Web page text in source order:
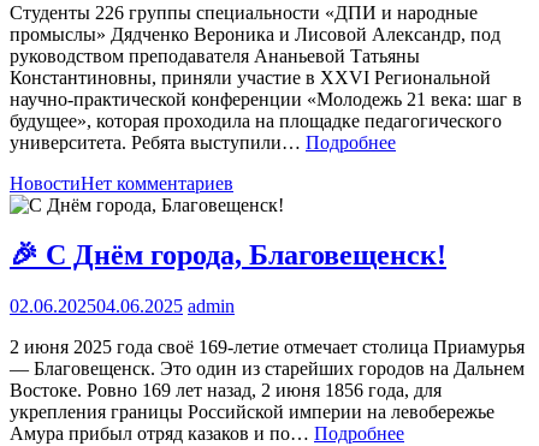
Студенты 226 группы специальности «ДПИ и народные
промыслы» Дядченко Вероника и Лисовой Александр, под
руководством преподавателя Ананьевой Татьяны
Константиновны, приняли участие в XXVI Региональной
научно-практической конференции «Молодежь 21 века: шаг в
будущее», которая проходила на площадке педагогического
университета. Ребята выступили… Подробнее
НовостиНет комментариев
🎉 С Днём города, Благовещенск!
02.06.202504.06.2025 admin
2 июня 2025 года своё 169-летие отмечает столица Приамурья
— Благовещенск. Это один из старейших городов на Дальнем
Востоке. Ровно 169 лет назад, 2 июня 1856 года, для
укрепления границы Российской империи на левобережье
Амура прибыл отряд казаков и по… Подробнее